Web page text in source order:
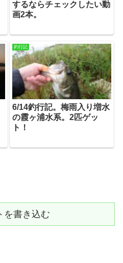
するならチェックしたい動
画2本。
釣行記
6/14釣行記。梅雨入り増水
の霞ヶ浦水系。2匹ゲッ
ト！
を書き込む